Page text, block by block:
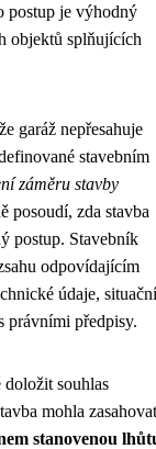
postup je výhodný
objektů splňujících
garáž nepřesahuje
stavebním
záměru stavby
posoudí, zda stavba
postup. Stavebník
odpovídajícím
údaje, situační
právními předpisy.
doložit souhlas
mohla zasahovat
stanovenou